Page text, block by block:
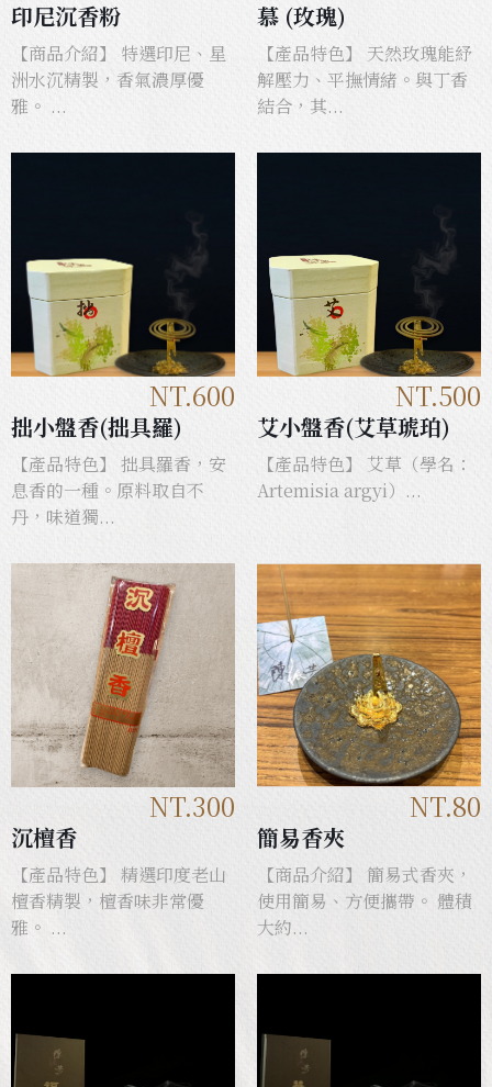
印尼沉香粉
【商品介紹】 特選印尼、星
洲水沉精製，香氣濃厚優
雅。 ...
慕 (玫瑰)
【產品特色】 天然玫瑰能紓
解壓力、平撫情緒。與丁香
結合，其...
NT.600
拙小盤香(拙具羅)
【產品特色】 拙具羅香，安
息香的一種。原料取自不
丹，味道獨...
NT.500
艾小盤香(艾草琥珀)
【產品特色】 艾草（學名：
Artemisia argyi）...
NT.300
沉檀香
【產品特色】 精選印度老山
檀香精製，檀香味非常優
雅。 ...
NT.80
簡易香夾
【商品介紹】 簡易式香夾，
使用簡易、方便攜帶。 體積
大約...